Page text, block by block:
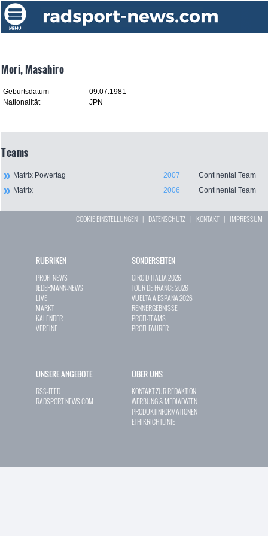
Mori, Masahiro
Geburtsdatum
09.07.1981
Nationalität
JPN
Teams
Matrix Powertag 2007
Continental Team
Matrix
2006 Continental Team
COOKIE EINSTELLUNGEN | DATENSCHUTZ | KONTAKT| IMPRESSUM
RUBRIKEN
PROFI-NEWS
JEDERMANN-NEWS
LIVE
MARKT
KALENDER
VEREINE
SONDERSEITEN
GIRO D`ITALIA 2026
TOUR DE FRANCE 2026
VUELTA A ESPAÑA 2026
RENNERGEBNISSE
PROFI-TEAMS
PROFI-FAHRER
UNSERE ANGEBOTE
RSS-FEED
RADSPORT-NEWS.COM
ÜBER UNS
KONTAKT ZUR REDAKTION
WERBUNG & MEDIADATEN
PRODUKTINFORMATIONEN
ETHIKRICHTLINIE